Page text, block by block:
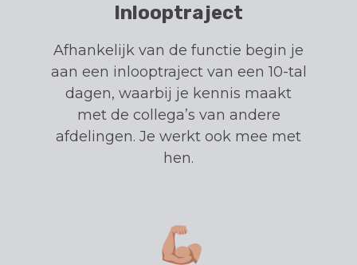
Inlooptraject
Afhankelijk van de functie begin je
aan een inlooptraject van een 10-tal
dagen, waarbij je kennis maakt
met de collega’s van andere
afdelingen. Je werkt ook mee met
hen.